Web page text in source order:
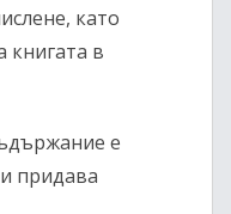
като
книгата в
е
придава